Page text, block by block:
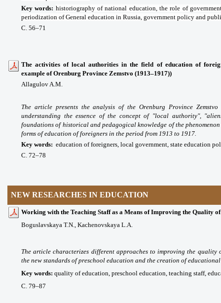
Key words: historiography of national education, the role of
periodization of General education in Russia, government policy and
С. 56–71
The activities of local authorities in the field of education of
example of Orenburg Province Zemstvo (1913–1917))
Allagulov A.M.
The article presents the analysis of the Orenburg Province
understanding the essence of the concept of "local authority",
foundations of historical and pedagogical knowledge of the
forms of education of foreigners in the period from 1913 to 1917.
Key words: education of foreigners, local government, state education
С. 72–78
NEW RESEARCHES IN EDUCATION
Working with the Teaching Staff as a Means of Improving the Quality
Boguslavskaya T.N., Kachenovskaya L.A.
The article characterizes different approaches to improving the
the new standards of preschool education and the creation of educational
Key words: quality of education, preschool education, teaching staff,
С. 79–87